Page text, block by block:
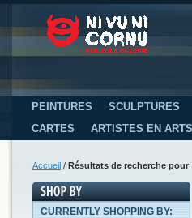
PEINTURES SCULPTURES
CARTES
ARTISTES EN
Accueil / Résultats de recherche pour
CURRENTLY SHOPPING BY: